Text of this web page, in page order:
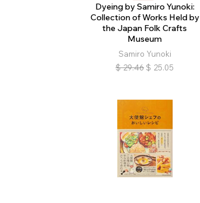
Dyeing by Samiro Yunoki:
Collection of Works Held by
the Japan Folk Crafts
Museum
Samiro Yunoki
$ 29.46 $ 25.05